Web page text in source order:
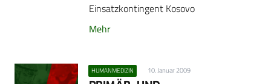
Einsatzkontingent Kosovo
Mehr
HUMANMEDIZIN 10. Januar 2009